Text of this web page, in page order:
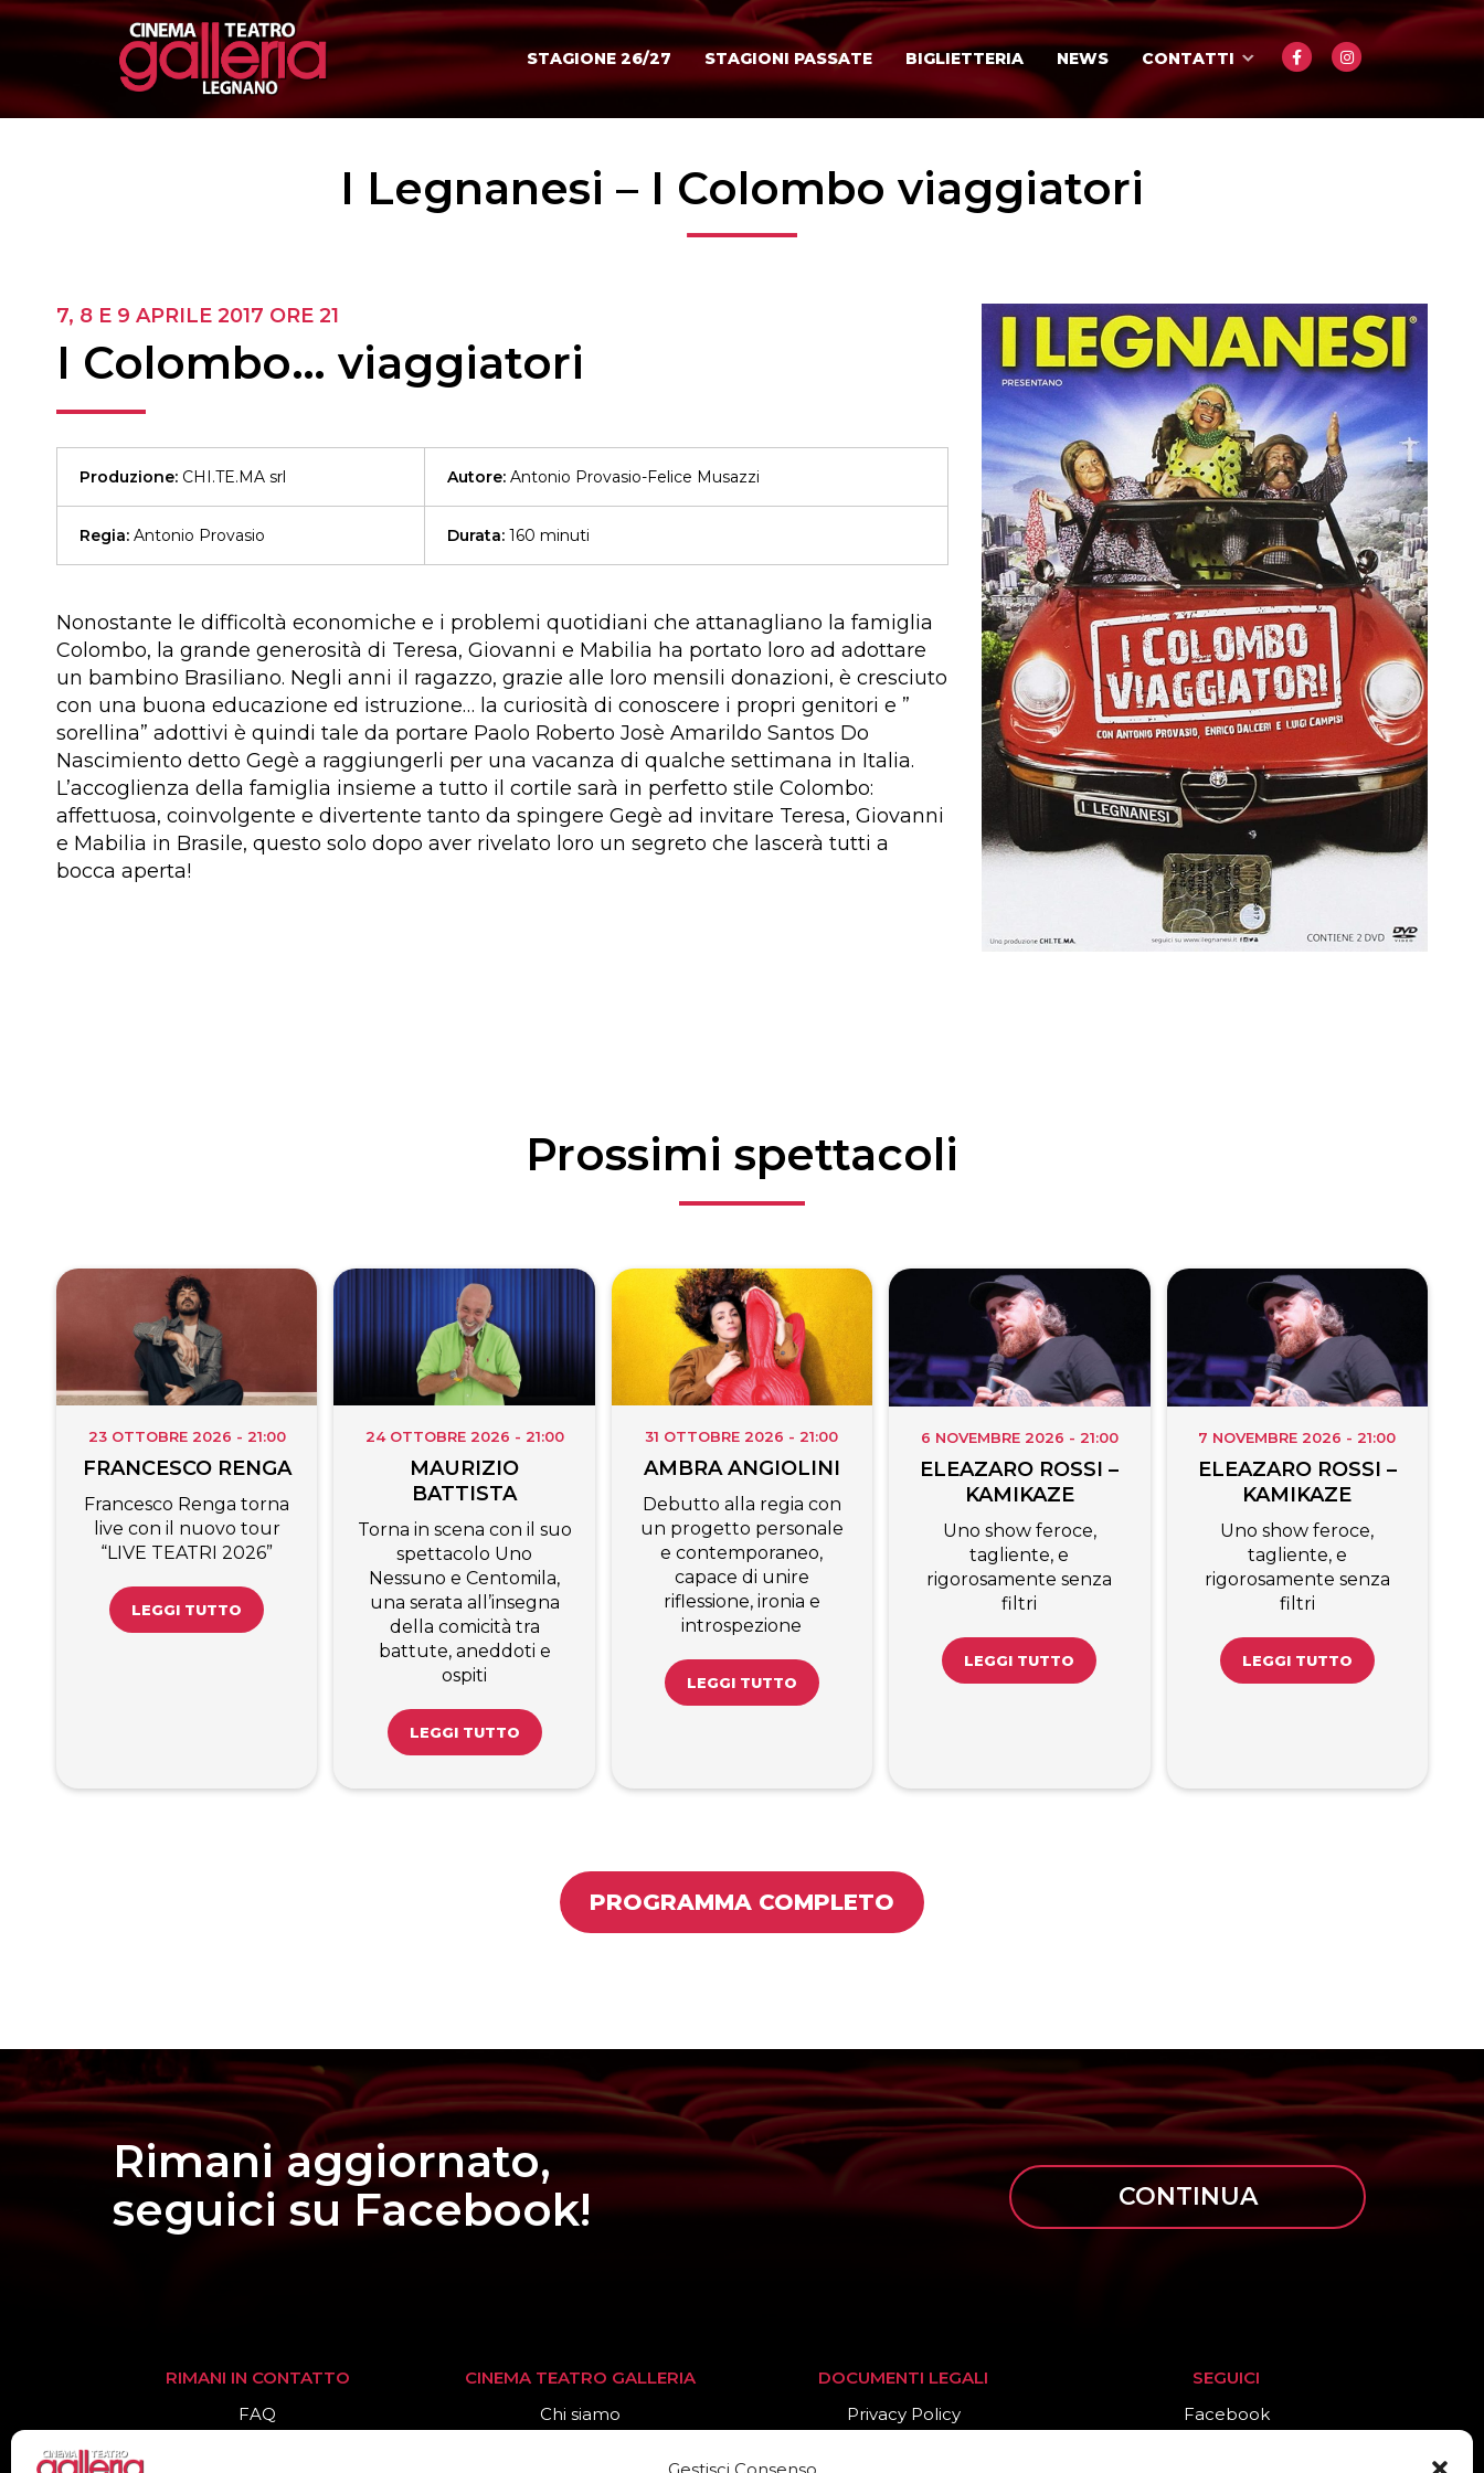
Gestisci Consenso
STAGIONE 26/27 STAGIONI PASSATE BIGLIETTERIA NEWS CONTATTI
I Legnanesi – I Colombo viaggiatori
7, 8 E 9 APRILE 2017 ORE 21
I Colombo… viaggiatori
Produzione: CHI.TE.MA srl Autore: Antonio Provasio-Felice Musazzi
Regia: Antonio Provasio Durata: 160 minuti
Nonostante le difficoltà economiche e i problemi quotidiani che attanagliano la famiglia
Colombo, la grande generosità di Teresa, Giovanni e Mabilia ha portato loro ad adottare
un bambino Brasiliano. Negli anni il ragazzo, grazie alle loro mensili donazioni, è cresciuto
con una buona educazione ed istruzione… la curiosità di conoscere i propri genitori e ”
sorellina” adottivi è quindi tale da portare Paolo Roberto Josè Amarildo Santos Do
Nascimiento detto Gegè a raggiungerli per una vacanza di qualche settimana in Italia.
L’accoglienza della famiglia insieme a tutto il cortile sarà in perfetto stile Colombo:
affettuosa, coinvolgente e divertente tanto da spingere Gegè ad invitare Teresa, Giovanni
e Mabilia in Brasile, questo solo dopo aver rivelato loro un segreto che lascerà tutti a
bocca aperta!
Prossimi spettacoli
23 OTTOBRE 2026 - 21:00
FRANCESCO RENGA
Francesco Renga torna
live con il nuovo tour
“LIVE TEATRI 2026”
LEGGI TUTTO
24 OTTOBRE 2026 - 21:00
MAURIZIO
BATTISTA
Torna in scena con il suo
spettacolo Uno
Nessuno e Centomila,
una serata all’insegna
della comicità tra
battute, aneddoti e
ospiti
LEGGI TUTTO
31 OTTOBRE 2026 - 21:00
AMBRA ANGIOLINI
Debutto alla regia con
un progetto personale
e contemporaneo,
capace di unire
riflessione, ironia e
introspezione
LEGGI TUTTO
6 NOVEMBRE 2026 - 21:00
ELEAZARO ROSSI –
KAMIKAZE
Uno show feroce,
tagliente, e
rigorosamente senza
filtri
LEGGI TUTTO
7 NOVEMBRE 2026 - 21:00
ELEAZARO ROSSI –
KAMIKAZE
Uno show feroce,
tagliente, e
rigorosamente senza
filtri
LEGGI TUTTO
PROGRAMMA COMPLETO
Rimani aggiornato,
seguici su Facebook!
CONTINUA
RIMANI IN CONTATTO
FAQ
CINEMA TEATRO GALLERIA
Chi siamo
DOCUMENTI LEGALI
Privacy Policy
SEGUICI
Facebook